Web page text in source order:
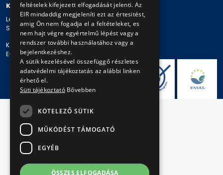
KAPCSOLAT
Levelezési cím: 1980 Budapest, Pf. 11.
Székhely: 1980 Budapest, Akácfa u. 15.
Központi telefonszám: + 36 1 461-65-00
E-mail cím: bkv@bkv.hu
feltételek kifejezett elfogadását jelenti. Az
EIR mindaddig megjeleníti ezt az értesitést,
amig Ön nem fogadja el a feltételeket, es
nem hajt végre egyértelmű lépést vagy a
rendszer további használatához vagy a
bejelentkezéshez.
A sütik kezelésével összefüggő részletes
adatvédelmi tájékoztatás az alábbi linken
érhető el.
Süti tájékoztató Bővebben
KÖTELEZŐ SÜTIK
MŰKÖDÉST TÁMOGATÓ
EGYÉB
ÖSSZES ELFOGADÁSA